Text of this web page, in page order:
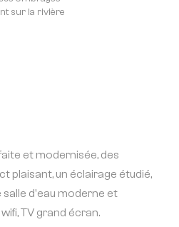
sur la rivière
et modernisée, des
plaisant, un éclairage étudié,
salle d'eau moderne et
TV grand écran.